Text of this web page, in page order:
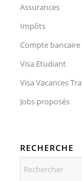
Assurances
Impôts
Compte bancaire
Visa Etudiant
Visa Vacances
Jobs proposés
RECHERCHE